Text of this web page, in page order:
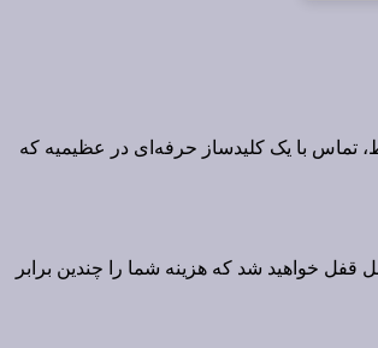
با یک کلیدساز حرفه‌ای در عظیمیه که
خواهید شد که هزینه شما را چندین برابر